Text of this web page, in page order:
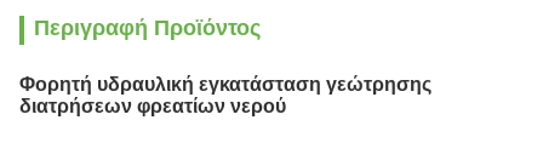
Περιγραφή Προϊόντος
Φορητή υδραυλική εγκατάσταση γεώτρησης
διατρήσεων φρεατίων νερού